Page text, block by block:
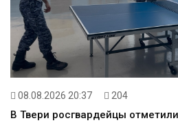
08.08.2026 20:37 204
В Твери росгвардейцы